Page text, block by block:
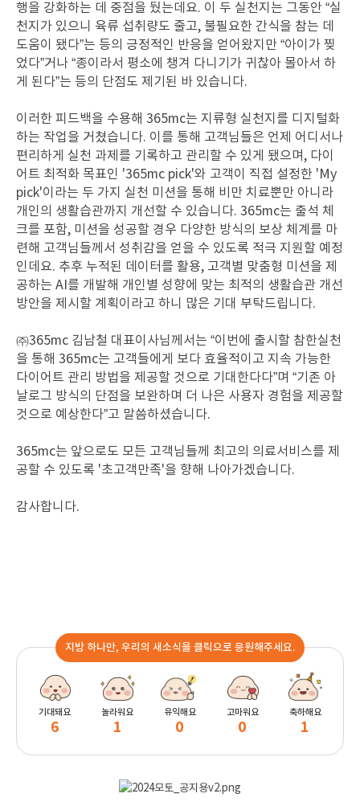
행을 강화하는 데 중점을 뒀는데요. 이 두 실천지는 그동안 “실
천지가 있으니 육류 섭취량도 줄고, 불필요한 간식을 참는 데
도움이 됐다”는 등의 긍정적인 반응을 얻어왔지만 “아이가 찢
었다”거나 “종이라서 평소에 챙겨 다니기가 귀찮아 몰아서 하
게 된다”는 등의 단점도 제기된 바 있습니다.
이러한 피드백을 수용해 365mc는 지류형 실천지를 디지털화
하는 작업을 거쳤습니다. 이를 통해 고객님들은 언제 어디서나
편리하게 실천 과제를 기록하고 관리할 수 있게 됐으며, 다이
어트 최적화 목표인 '365mc pick'와 고객이 직접 설정한 'My
pick'이라는 두 가지 실천 미션을 통해 비만 치료뿐만 아니라
개인의 생활습관까지 개선할 수 있습니다. 365mc는 출석 체
크를 포함, 미션을 성공할 경우 다양한 방식의 보상 체계를 마
련해 고객님들께서 성취감을 얻을 수 있도록 적극 지원할 예정
인데요. 추후 누적된 데이터를 활용, 고객별 맞춤형 미션을 제
공하는 AI를 개발해 개인별 성향에 맞는 최적의 생활습관 개선
방안을 제시할 계획이라고 하니 많은 기대 부탁드립니다.
㈜365mc 김남철 대표이사님께서는 “이번에 출시할 참한실천
을 통해 365mc는 고객들에게 보다 효율적이고 지속 가능한
다이어트 관리 방법을 제공할 것으로 기대한다다”며 “기존 아
날로그 방식의 단점을 보완하며 더 나은 사용자 경험을 제공할
것으로 예상한다”고 말씀하셨습니다.
365mc는 앞으로도 모든 고객님들께 최고의 의료서비스를 제
공할 수 있도록 '초고객만족'을 향해 나아가겠습니다.
감사합니다.
지방 하나만, 우리의 새소식을 클릭으로 응원해주세요.
기대돼요
6
놀라워요
1
유익해요
0
고마워요
0
축하해요
1